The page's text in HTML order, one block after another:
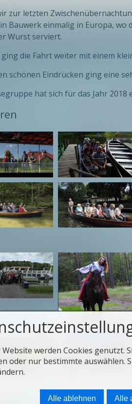
zur letzten
Bauwerk einmalig in Europa,
Wurst serviert.
ging die Fahrt weiter mit einem
schönen Eindrücken ging eine
hat sich für das Jahr
werden Cookies genutzt.
oder nur bestimmte auswählen.
Alle ablehnen Alle